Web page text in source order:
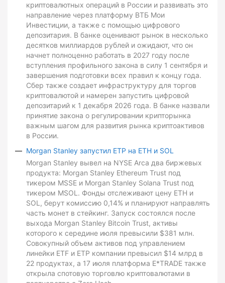
криптовалютных операций в России и развивать это
направление через платформу ВТБ Мои
Инвестиции, а также с помощью цифрового
депозитария. В банке оценивают рынок в несколько
десятков миллиардов рублей и ожидают, что он
начнет полноценно работать в 2027 году после
вступления профильного закона в силу 1 сентября и
завершения подготовки всех правил к концу года.
Сбер также создает инфраструктуру для торгов
криптовалютой и намерен запустить цифровой
депозитарий к 1 декабря 2026 года. В банке назвали
принятие закона о регулировании крипторынка
важным шагом для развития рынка криптоактивов
в России.
Morgan Stanley запустил ETP на ETH и SOL
Morgan Stanley вывел на NYSE Arca два биржевых
продукта: Morgan Stanley Ethereum Trust под
тикером MSSE и Morgan Stanley Solana Trust под
тикером MSOL. Фонды отслеживают цену ETH и
SOL, берут комиссию 0,14% и планируют направлять
часть монет в стейкинг. Запуск состоялся после
выхода Morgan Stanley Bitcoin Trust, активы
которого к середине июля превысили $381 млн.
Совокупный объем активов под управлением
линейки ETF и ETP компании превысил $14 млрд в
22 продуктах, а 17 июля платформа E*TRADE также
открыла спотовую торговлю криптовалютами в